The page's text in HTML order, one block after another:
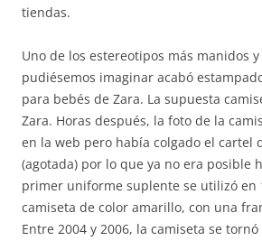
tiendas.
Uno de los estereotipos más manidos
pudiésemos imaginar acabó
para bebés de Zara. La supuesta
Zara. Horas después, la foto de la
en la web pero había colgado el cartel
(agotada) por lo que ya no era posible
primer uniforme suplente se utilizó en
camiseta de color amarillo, con una
Entre 2004 y 2006, la camiseta se